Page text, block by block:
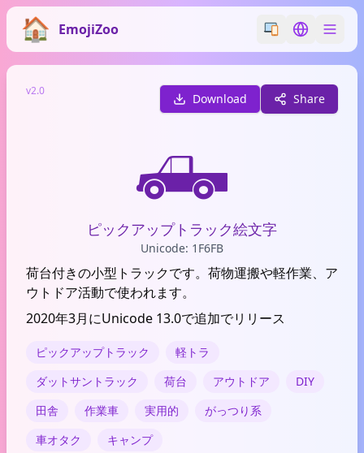
EmojiZoo Switch emoji
Switch
v2.0
Download Share
🛻
ピックアップトラック絵文字
Unicode: 1F6FB
荷台付きの小型トラックです。荷物運搬や軽作業、ア
ウトドア活動で使われます。
2020年3月にUnicode 13.0で追加でリリース
ピックアップトラック
軽トラ
ダットサントラック
荷台 アウトドア
DIY
田舎
作業車 実用的
がっつり系
車オタク
キャンプ